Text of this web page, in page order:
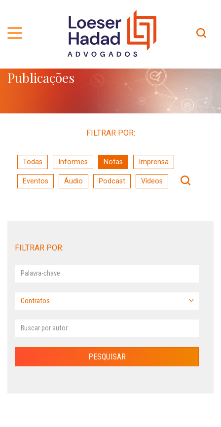
QUEM SOMOS
INCLUSÃO E DIVERSIDADE
INTERNATIONAL NETWORK
NOSSA EQUIPE
PROFISSIONAIS
Contato
Localização
Publicações
FILTRAR POR:
Todas Informes Notas Imprensa
Eventos Áudio Podcast Vídeos
FILTRAR POR: